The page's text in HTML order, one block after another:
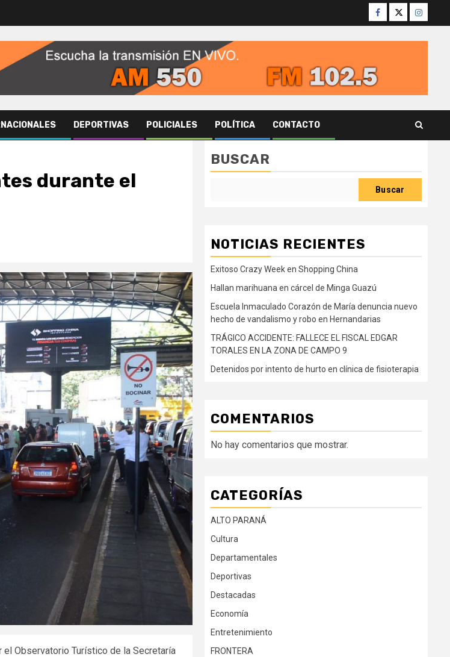
Facebook
Twitter
DEPORTIVAS POLICIALES POLÍTICA CONTACTO
durante el
el Observatorio Turístico de la Secretaría
BUSCAR
Buscar
NOTICIAS RECIENTES
Exitoso Crazy Week en Shopping China
Hallan marihuana en cárcel de Minga Guazú
Escuela Inmaculado Corazón de María denuncia nuevo
hecho de vandalismo y robo en Hernandarias
TRÁGICO ACCIDENTE: FALLECE EL FISCAL EDGAR
TORALES EN LA ZONA DE CAMPO 9
Detenidos por intento de hurto en clínica de fisioterapia
COMENTARIOS
No hay comentarios que mostrar.
CATEGORÍAS
ALTO PARANÁ
Cultura
Departamentales
Deportivas
Destacadas
Economía
Entretenimiento
FRONTERA